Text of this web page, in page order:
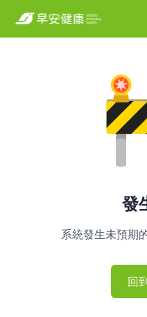
發
系統發生未預期
回